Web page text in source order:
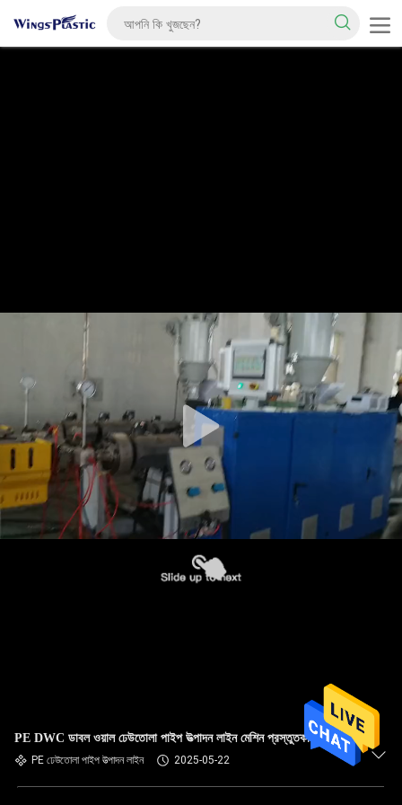
PE DWC ডাবল ওয়াল ঢেউতোলা পাইপ উত্পাদন লাইন মেশিন প্রস্তুতকারক
PE ঢেউতোলা পাইপ উত্পাদন লাইন 2025-05-22